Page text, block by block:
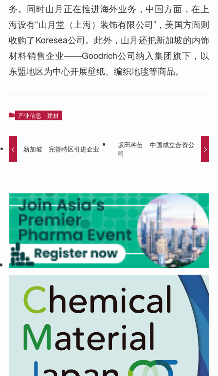
务。同时山月正在推进海外业务，中国方面，在上
海设有“山月堂（上海）装饰有限公司”，美国方面则
收购了Koresea公司。此外，山月还把新加坡的内饰
材料销售企业——Goodrich公司纳入集团旗下，以
东盟地区为中心开展壁纸、编织地毯等商品。
产业信息 建材
新加坡 完善特区引进企业
坂田种苗 中国成立合资公
司